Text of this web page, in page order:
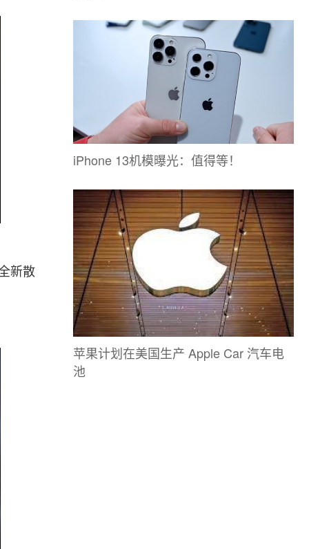
新散
iPhone 13机模曝光：值得等！
苹果计划在美国生产 Apple Car 汽车电
池